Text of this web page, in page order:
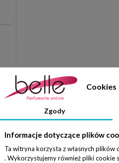
Cookies
Zgody
Informacje dotyczące plików
Ta witryna korzysta z własnych plików
. Wykorzystujemy również pliki cookie